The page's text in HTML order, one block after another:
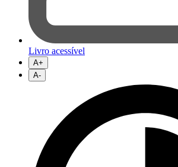
Livro acessível
A+
A-